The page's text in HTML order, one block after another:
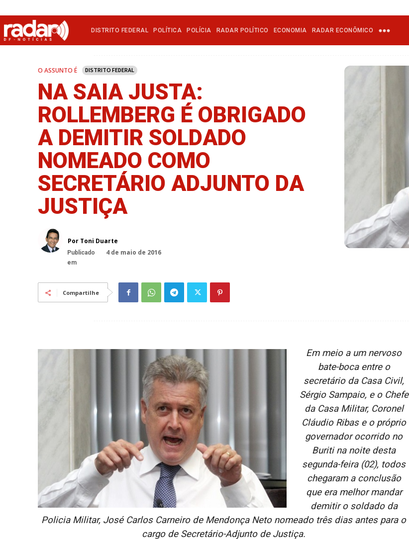
DISTRITO FEDERAL POLÍTICA POLÍCIA RADAR POLÍTICO ECONOMIA RADAR ECONÔMICO
O ASSUNTO É DISTRITO FEDERAL
NA SAIA JUSTA:
ROLLEMBERG É OBRIGADO
A DEMITIR SOLDADO
NOMEADO COMO
SECRETÁRIO ADJUNTO DA
JUSTIÇA
Por Toni Duarte
Publicado
em
4 de maio de 2016
Compartilhe
Em meio a um nervoso
bate-boca entre o
secretário da Casa Civil,
Sérgio Sampaio, e o Chefe
da Casa Militar, Coronel
Cláudio Ribas e o próprio
governador ocorrido no
Buriti na noite desta
segunda-feira (02), todos
chegaram a conclusão
que era melhor mandar
demitir o soldado da
Policia Militar, José Carlos Carneiro de Mendonça Neto nomeado três dias antes para o
cargo de Secretário-Adjunto de Justiça.